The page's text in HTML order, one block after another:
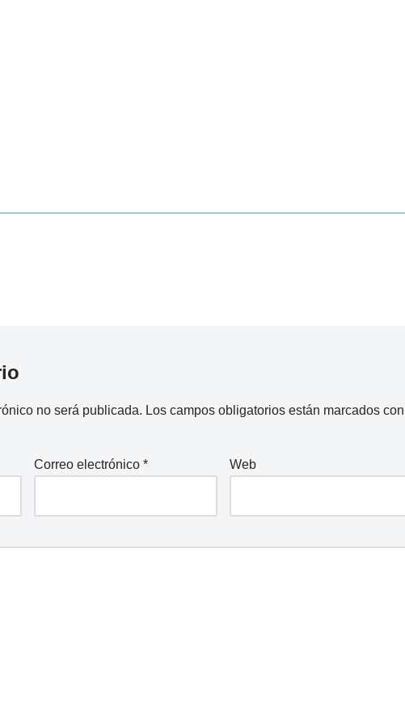
no será publicada. Los campos obligatorios están marcados con
Correo electrónico* Web